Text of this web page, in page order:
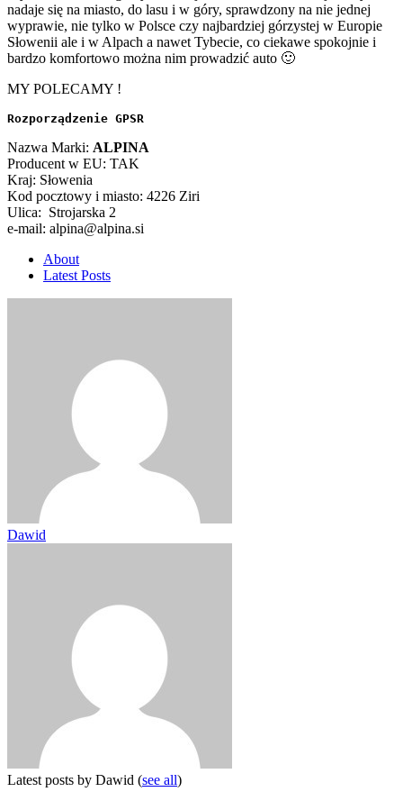
nadaje się na miasto, do lasu i w góry, sprawdzony na nie jednej
wyprawie, nie tylko w Polsce czy najbardziej górzystej w Europie
Słowenii ale i w Alpach a nawet Tybecie, co ciekawe spokojnie i
bardzo komfortowo można nim prowadzić auto 🙂
MY POLECAMY !
Rozporządzenie GPSR
Nazwa Marki: ALPINA
Producent w EU: TAK
Kraj: Słowenia
Kod pocztowy i miasto: 4226 Ziri
Ulica: Strojarska 2
e-mail: alpina@alpina.si
About
Latest Posts
Dawid
Latest posts by Dawid (see all)